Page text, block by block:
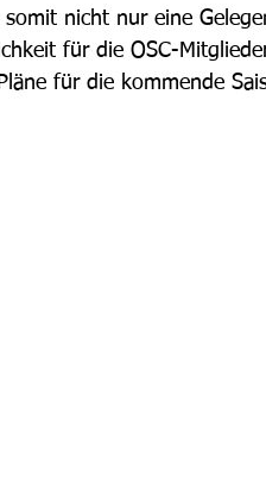
nicht nur eine
für die OSC-
für die kommende